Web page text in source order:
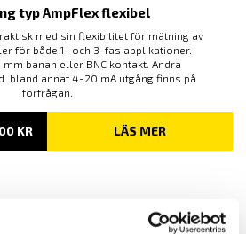
typ AmpFlex flexibel
med sin flexibilitet för mätning av
för både 1- och 3-fas applikationer.
banan eller BNC kontakt. Andra
bland annat 4-20 mA utgång finns på
förfrågan.
KRPRISINTERVALL:
TILL
LÄS MER